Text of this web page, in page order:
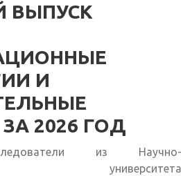
ВЫПУСК
И
2026 ГОД
из Научно-
университета